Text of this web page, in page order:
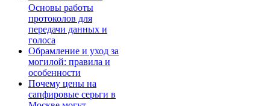
Основы работы
протоколов для
передачи данных и
голоса
Обрамление и уход за
могилой: правила и
особенности
Почему цены на
сапфировые серьги в